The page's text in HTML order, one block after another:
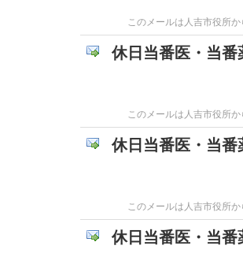
このメールは人吉市役所
休日当番医・当
このメールは人吉市役所
休日当番医・当
このメールは人吉市役所
休日当番医・当